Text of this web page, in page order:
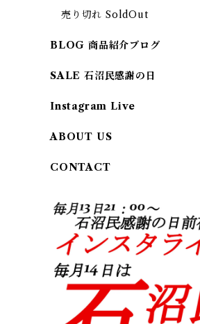
売り切れ SoldOut
BLOG 商品紹介ブログ
SALE 石沼民感謝の日
Instagram Live
ABOUT US
CONTACT